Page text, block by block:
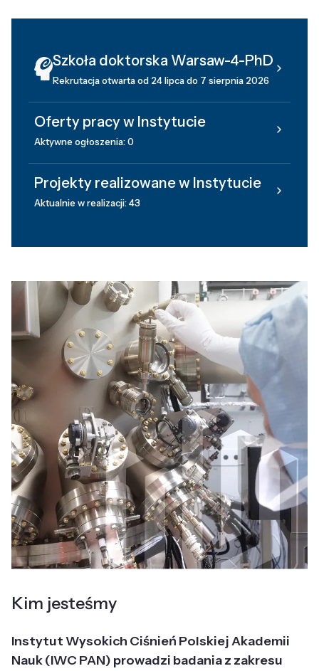
Szkoła doktorska Warsaw-4-PhD
Rekrutacja otwarta od 24 lipca do 7 sierpnia 2026
Oferty pracy w Instytucie
Aktywne ogłoszenia: 0
Projekty realizowane w Instytucie
Aktualnie w realizacji: 43
Kim jesteśmy
Instytut Wysokich Ciśnień Polskiej Akademii
Nauk (IWC PAN) prowadzi badania z zakresu